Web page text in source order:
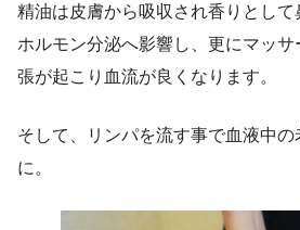
精油は皮膚から吸収され香りとし
ホルモン分泌へ影響し、更にマッ
張が起こり血流が良くなります。
そして、リンパを流す事で血液中
に。